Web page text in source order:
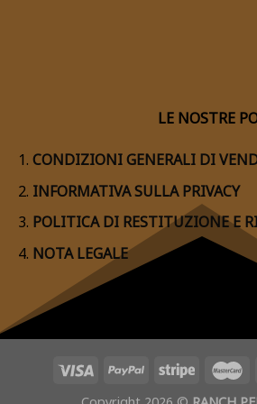
LE NOSTRE
CONDIZIONI GENERALI DI
INFORMATIVA SULLA PRIVACY
POLITICA DI RESTITUZIONE E
NOTA LEGALE